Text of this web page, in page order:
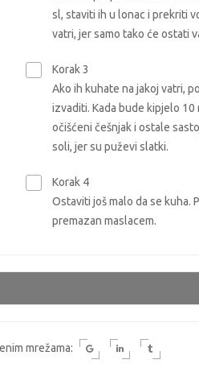
sl, staviti ih u lonac i prekriti
vatri, jer samo tako će ostati
Korak 3
Ako ih kuhate na jakoj vatri,
izvaditi. Kada bude kipjelo
očišćeni češnjak i ostale
soli, jer su puževi slatki.
Korak 4
Ostaviti još malo da se kuha.
premazan maslacem.
mrežama: